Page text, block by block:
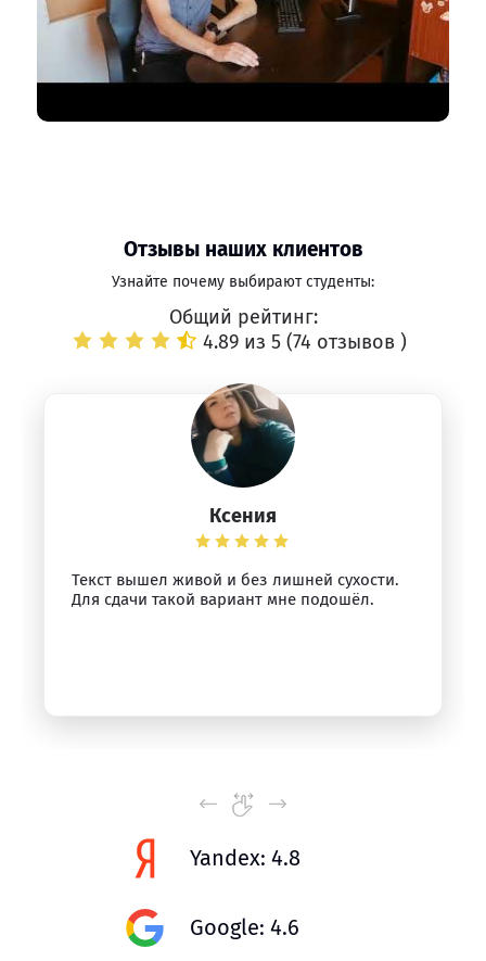
Отзывы наших клиентов
Узнайте почему выбирают студенты:
Общий рейтинг:
4.89 из 5 (74 отзывов )
Ксения
Текст вышел живой и без лишней сухости.
Для сдачи такой вариант мне подошёл.
Yandex: 4.8
Google: 4.6